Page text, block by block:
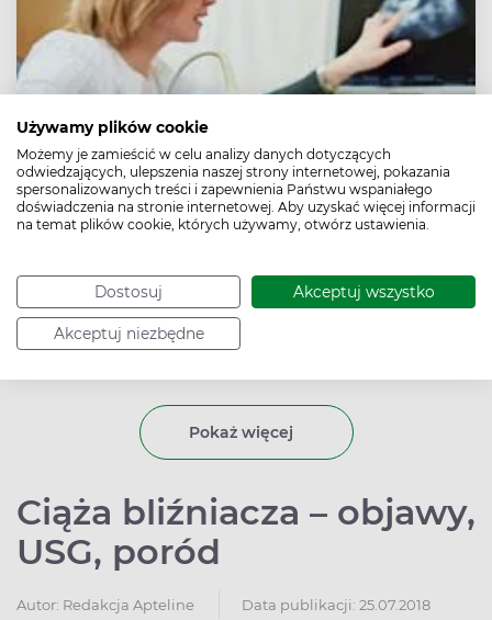
Używamy plików cookie
Możemy je zamieścić w celu analizy danych dotyczących
odwiedzających, ulepszenia naszej strony internetowej, pokazania
spersonalizowanych treści i zapewnienia Państwu wspaniałego
doświadczenia na stronie internetowej. Aby uzyskać więcej informacji
na temat plików cookie, których używamy, otwórz ustawienia.
Dostosuj Akceptuj wszystko
Akceptuj niezbędne
Badania w ciąży – kiedy badania prenatalne,
By spokojnie cieszyć się upragnionym macierzyństwem,
należy zadbać o badania w ciąży i przestrzegać ich
terminów. Standardowo wizyty w gabinecie lekarskim
częstotliwość bywa uzależniona od indywidualnej
sytuacji ciężarnej. Dowiedz się, kiedy musisz wykonać
dane badania.
Pokaż więcej
Ciąża bliźniacza – objawy,
USG, poród
Autor: Redakcja Apteline Data publikacji: 25.07.2018